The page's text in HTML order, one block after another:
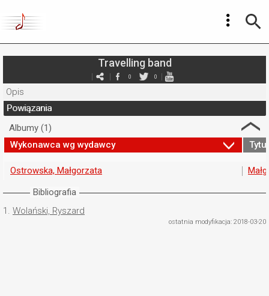
Travelling band
0 0
Opis
Powiązania
Albumy (1)
Wykonawca wg wydawcy
Tytuł
Ostrowska, Małgorzata
Bibliografia
1. Wolański, Ryszard
ostatnia modyfikacja: 2018-03-20